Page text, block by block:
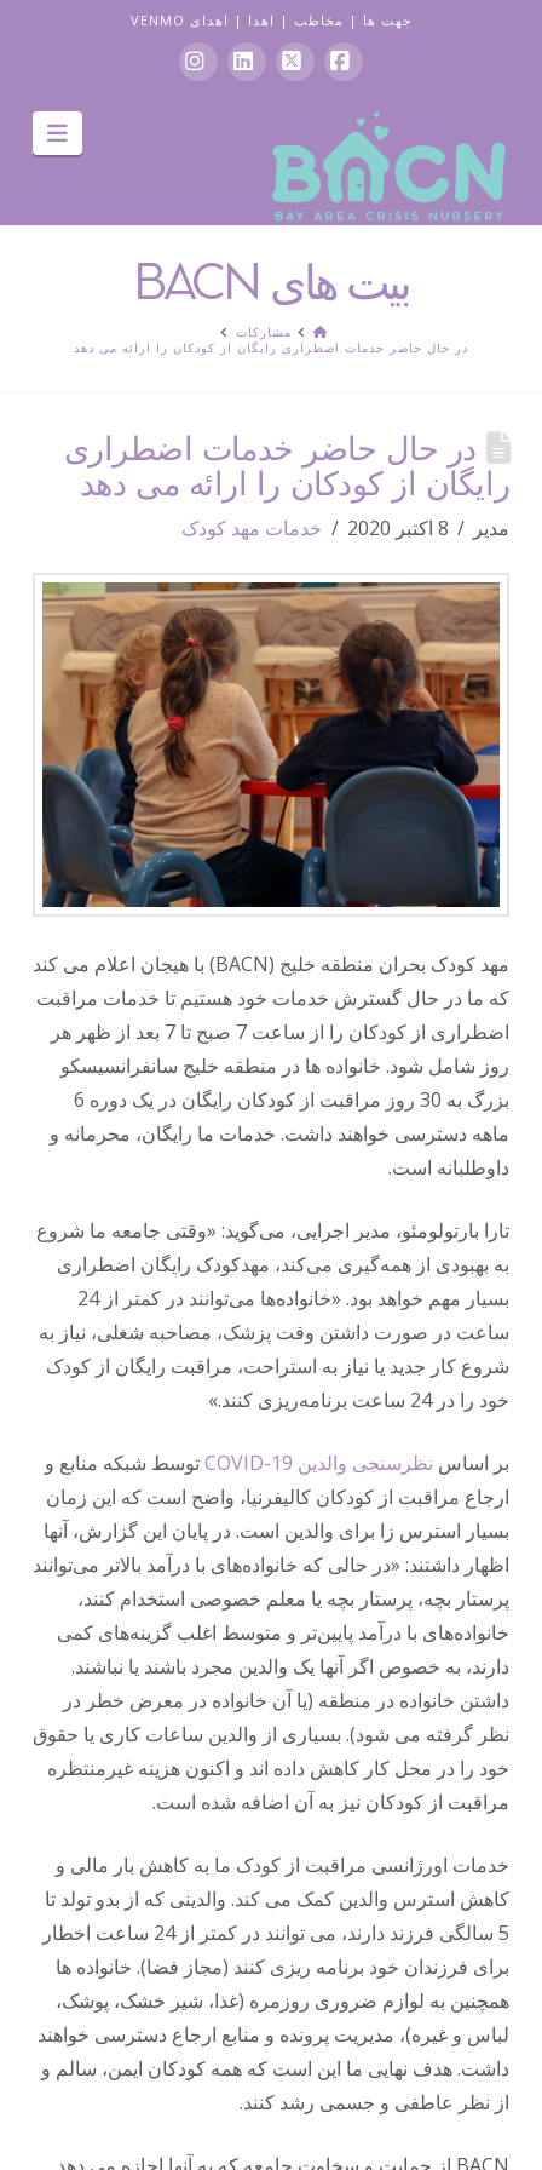
جهت ها | مخاطب | اهدا | اهدای VENMO
بوک
جهت
یابی
بیت های BACN
صفحه
اصلی
مشارکات
در حال حاضر خدمات اضطراری رایگان از کودکان را ارائه می دهد
در حال حاضر خدمات اضطراری
رایگان از کودکان را ارائه می دهد
مدیر 8 اکتبر 2020 خدمات مهد کودک
مهد کودک بحران منطقه خلیج (BACN) با هیجان اعلام می کند
که ما در حال گسترش خدمات خود هستیم تا خدمات مراقبت
اضطراری از کودکان را از ساعت 7 صبح تا 7 بعد از ظهر هر
روز شامل شود. خانواده ها در منطقه خلیج سانفرانسیسکو
بزرگ به 30 روز مراقبت از کودکان رایگان در یک دوره 6
ماهه دسترسی خواهند داشت. خدمات ما رایگان، محرمانه و
داوطلبانه است.
تارا بارتولومئو، مدیر اجرایی، می‌گوید: «وقتی جامعه ما شروع
به بهبودی از همه‌گیری می‌کند، مهدکودک رایگان اضطراری
بسیار مهم خواهد بود. «خانواده‌ها می‌توانند در کمتر از 24
ساعت در صورت داشتن وقت پزشک، مصاحبه شغلی، نیاز به
شروع کار جدید یا نیاز به استراحت، مراقبت رایگان از کودک
خود را در 24 ساعت برنامه‌ریزی کنند.»
بر اساس نظرسنجی والدین COVID-19
توسط شبکه منابع و
ارجاع مراقبت از کودکان کالیفرنیا، واضح است که این زمان
بسیار استرس زا برای والدین است. در پایان این گزارش، آنها
اظهار داشتند: «در حالی که خانواده‌های با درآمد بالاتر می‌توانند
پرستار بچه، پرستار بچه یا معلم خصوصی استخدام کنند،
خانواده‌های با درآمد پایین‌تر و متوسط اغلب گزینه‌های کمی
دارند، به خصوص اگر آنها یک والدین مجرد باشند یا نباشند.
داشتن خانواده در منطقه (یا آن خانواده در معرض خطر در
نظر گرفته می شود). بسیاری از والدین ساعات کاری یا حقوق
خود را در محل کار کاهش داده اند و اکنون هزینه غیرمنتظره
مراقبت از کودکان نیز به آن اضافه شده است.
خدمات اورژانسی مراقبت از کودک ما به کاهش بار مالی و
کاهش استرس والدین کمک می کند. والدینی که از بدو تولد تا
5 سالگی فرزند دارند، می توانند در کمتر از 24 ساعت اخطار
برای فرزندان خود برنامه ریزی کنند (مجاز فضا). خانواده ها
همچنین به لوازم ضروری روزمره (غذا، شیر خشک، پوشک،
لباس و غیره)، مدیریت پرونده و منابع ارجاع دسترسی خواهند
داشت. هدف نهایی ما این است که همه کودکان ایمن، سالم و
از نظر عاطفی و جسمی رشد کنند.